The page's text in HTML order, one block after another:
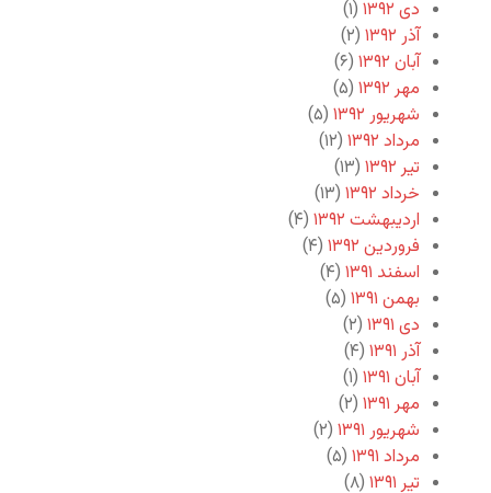
دی ۱۳۹۲
(۱)
آذر ۱۳۹۲
(۲)
آبان ۱۳۹۲
(۶)
مهر ۱۳۹۲
(۵)
شهریور ۱۳۹۲
(۵)
مرداد ۱۳۹۲
(۱۲)
تیر ۱۳۹۲
(۱۳)
خرداد ۱۳۹۲
(۱۳)
اردیبهشت ۱۳۹۲
(۴)
فروردین ۱۳۹۲
(۴)
اسفند ۱۳۹۱
(۴)
بهمن ۱۳۹۱
(۵)
دی ۱۳۹۱
(۲)
آذر ۱۳۹۱
(۴)
آبان ۱۳۹۱
(۱)
مهر ۱۳۹۱
(۲)
شهریور ۱۳۹۱
(۲)
مرداد ۱۳۹۱
(۵)
تیر ۱۳۹۱
(۸)